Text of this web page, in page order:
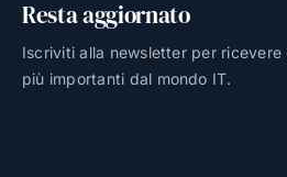
Resta aggiornato
Iscriviti alla newsletter per
più importanti dal mondo IT.